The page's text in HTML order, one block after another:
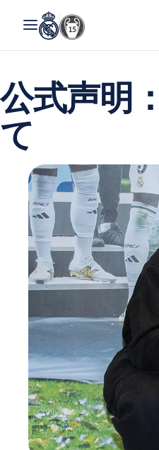
公式声明
て